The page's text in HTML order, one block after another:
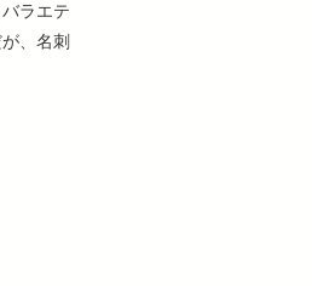
ラエテ
、名刺